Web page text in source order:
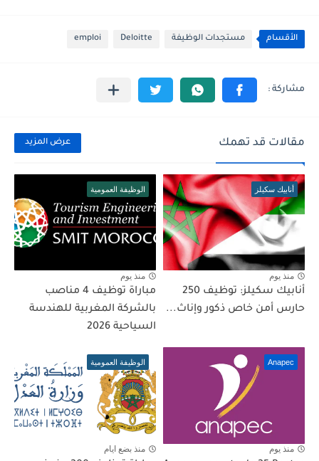
الأقسام مستجدات الوظيفة Deloitte
emploi
مقالات قد تهمك عرض المزيد
أنابيك سكيلز
منذ يوم
أنابيك سكيلز: توظيف 250
حارس أمن خاص ذكور وإناث...
الوظيفة العمومية
منذ يوم
مباراة توظيف 4 مناصب
بالشركة المغربية للهندسة
السياحية 2026
Anapec
منذ يوم
الوظيفة العمومية
منذ بضع ايام